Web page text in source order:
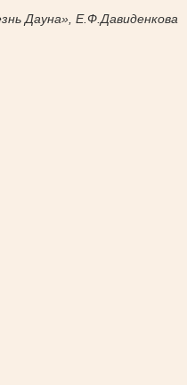
Дауна», Е.Ф.Давиденкова